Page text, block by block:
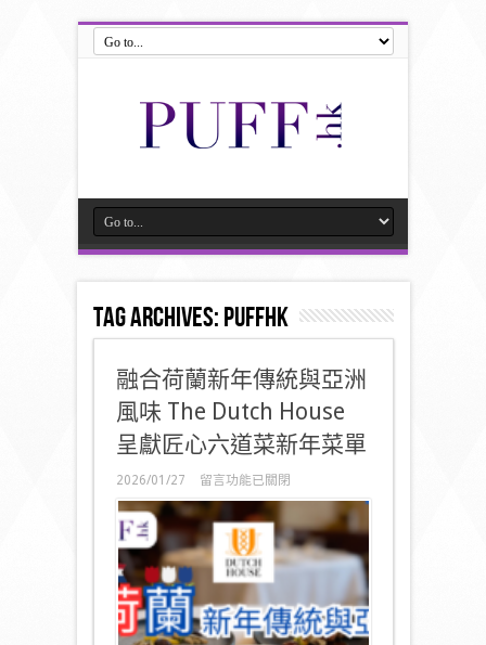
Tag Archives:puffhk
融合荷蘭新年傳統與亞洲
風味 The Dutch House
呈獻匠心六道菜新年菜單
2026/01/27
在
〈融
合
荷
蘭
傳
統
留言功能已關閉